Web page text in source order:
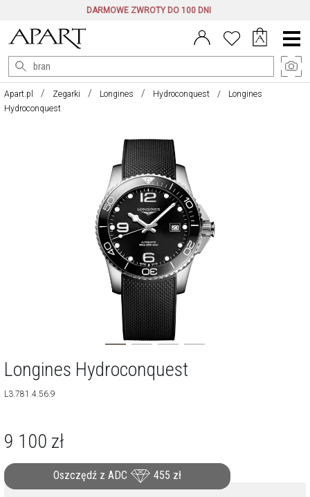
DARMOWE ZWROTY DO 100 DNI
Menu
główne
Apart.pl Zegarki Longines Hydroconquest
Longines
Hydroconquest
Longines Hydroconquest
L3.781.4.56.9
9 100 zł
Oszczędź z ADC 455 zł